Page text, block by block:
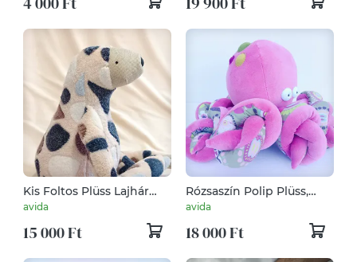
Kis Foltos Plüss Lajhár
(kavicsmintás)
avida
15 000 Ft
Rózsaszín Polip Plüss,
Nyálkás Nyolclábú
Félelmetes Lábasfejű
Puha Alvósjáték
avida
18 000 Ft